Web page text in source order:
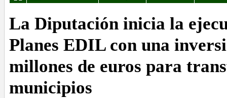
La Diputación inicia la
Planes EDIL con una
millones de euros para
municipios